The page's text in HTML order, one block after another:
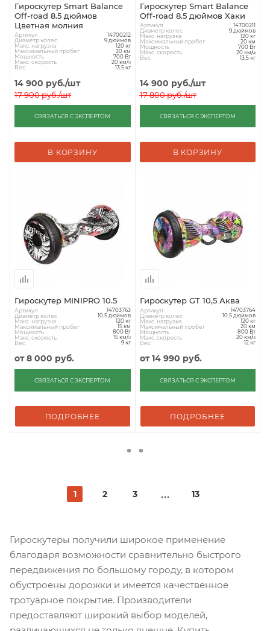
Гироскутер Smart Balance
Off-road 8.5 дюймов
Цветная молния
Артикул 14700212
Диаметр колес 9 дюймов
Макс. нагрузка 120 кг
Максимальный пробег 20 км
Мощность 700 Вт
Макс. скорость 20 км/ч
Вес 13.5 кг
14 900 руб./шт
17 900руб./шт
СВЯЗАТЬСЯ С ЭКСПЕРТОМ
В КОРЗИНУ
Гироскутер Smart Balance
Off-road 8.5 дюймов Хаки
Артикул 14700211
Диаметр колес 9 дюймов
Макс. нагрузка 120 кг
Максимальный пробег 20 км
Мощность 700 Вт
Макс. скорость 20 км/ч
Вес 13.5 кг
14 900 руб./шт
17 800руб./шт
СВЯЗАТЬСЯ С ЭКСПЕРТОМ
В КОРЗИНУ
Гироскутер MINIPRO 10.5
Артикул 14703763
Диаметр колес 10.5 дюймов
Макс. нагрузка 120 кг
Максимальный пробег 15 км
Мощность 800 Вт
Макс. скорость 15 км/ч
Вес 9 кг
от8 000 руб.
СВЯЗАТЬСЯ С ЭКСПЕРТОМ
ПОДРОБНЕЕ
Гироскутер GT 10,5 Аква
Артикул 14703764
Диаметр колес 10.5 дюймов
Макс. нагрузка 120 кг
Максимальный пробег 20 км
Мощность 800 Вт
Макс. скорость 20 км/ч
Вес 12 кг
от14 990 руб.
СВЯЗАТЬСЯ С ЭКСПЕРТОМ
ПОДРОБНЕЕ
1 2 3 13
Гироскутеры получили широкое применение
благодаря возможности сравнительно быстрого
передвижения по большому городу, в котором
обустроены дорожки и имеется качественное
тротуарное покрытие. Производители
предоставляют широкий выбор моделей,